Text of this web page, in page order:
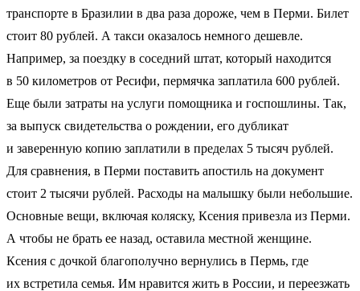
транспорте в Бразилии в два раза дороже, чем в Перми. Билет
стоит 80 рублей. А такси оказалось немного дешевле.
Например, за поездку в соседний штат, который находится
в 50 километров от Ресифи, пермячка заплатила 600 рублей.
Еще были затраты на услуги помощника и госпошлины. Так,
за выпуск свидетельства о рождении, его дубликат
и заверенную копию заплатили в пределах 5 тысяч рублей.
Для сравнения, в Перми поставить апостиль на документ
стоит 2 тысячи рублей. Расходы на малышку были небольшие.
Основные вещи, включая коляску, Ксения привезла из Перми.
А чтобы не брать ее назад, оставила местной женщине.
Ксения с дочкой благополучно вернулись в Пермь, где
их встретила семья. Им нравится жить в России, и переезжать